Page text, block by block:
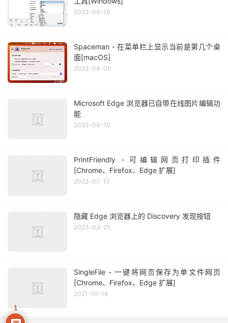
2023-04-10
Spaceman - 在菜单栏上显示当前是第几个桌
面[macOS]
2023-04-06
Microsoft Edge 浏览器已自带在线图片编辑功
能
2023-04-10
PrintFriendly - 可编辑网页打印插件
[Chrome、Firefox、Edge 扩展]
2023-07-10
隐藏 Edge 浏览器上的 Discovery 发现按钮
2023-03-25
SingleFile - 一键将网页保存为单文件网页
[Chrome、Firefox、Edge 扩展]
2021-10-18
1